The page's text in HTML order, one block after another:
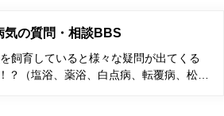
気の質問・相談BBS
飼育していると様々な疑問が出てくる
？（塩浴、薬浴、白点病、転覆病、松…